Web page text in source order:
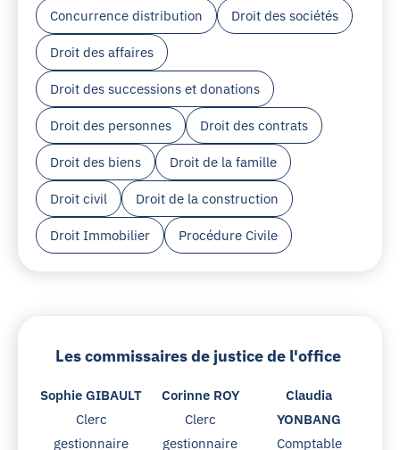
Concurrence distribution Droit des sociétés
Droit des affaires
Droit des successions et donations
Droit des personnes Droit des contrats
Droit des biens Droit de la famille
Droit civil Droit de la construction
Droit Immobilier Procédure Civile
Les commissaires de justice de l'office
Sophie GIBAULT
Clerc
gestionnaire
Corinne ROY
Clerc
gestionnaire
Claudia
YONBANG
Comptable